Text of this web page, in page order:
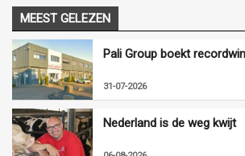
MEEST GELEZEN
Pali Group boekt
31-07-2026
Nederland is de weg kwijt